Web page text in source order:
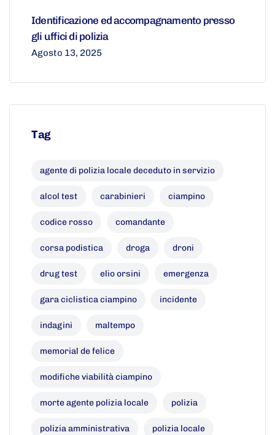
Identificazione ed accompagnamento presso
gli uffici di polizia
Agosto 13, 2025
Tag
agente di polizia locale deceduto in servizio
alcol test carabinieri ciampino
codice rosso comandante
corsa podistica droga droni
drug test elio orsini emergenza
gara ciclistica ciampino incidente
indagini maltempo
memorial de felice
modifiche viabilità ciampino
morte agente polizia locale polizia
polizia amministrativa polizia locale